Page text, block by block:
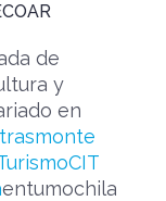
de
y
en
entumochila